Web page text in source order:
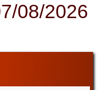
e
08/2026